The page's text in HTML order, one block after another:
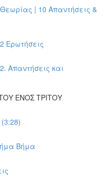
| 10 Απαντήσεις &
Ερωτήσεις
Απαντήσεις και
ΕΝΟΣ ΤΡΙΤΟΥ
Βήμα